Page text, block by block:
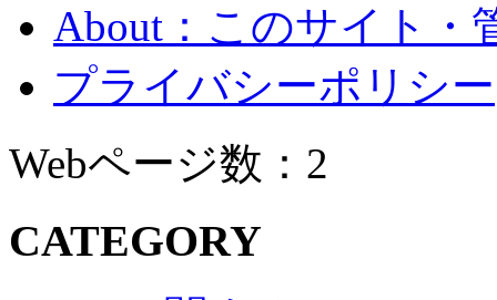
About：このサイト・
プライバシーポリシー
Webページ数：2
CATEGORY